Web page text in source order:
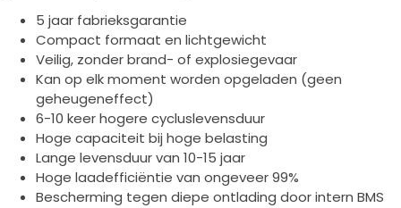
5 jaar fabrieksgarantie
Compact formaat en lichtgewicht
Veilig, zonder brand- of explosiegevaar
Kan op elk moment worden opgeladen (geen
geheugeneffect)
6-10 keer hogere cycluslevensduur
Hoge capaciteit bij hoge belasting
Lange levensduur van 10-15 jaar
Hoge laadefficiëntie van ongeveer 99%
Bescherming tegen diepe ontlading door intern BMS